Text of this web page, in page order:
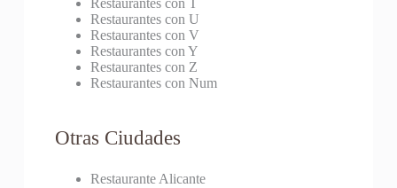
Restaurantes con T
Restaurantes con U
Restaurantes con V
Restaurantes con Y
Restaurantes con Z
Restaurantes con Num
Otras Ciudades
Restaurante Alicante